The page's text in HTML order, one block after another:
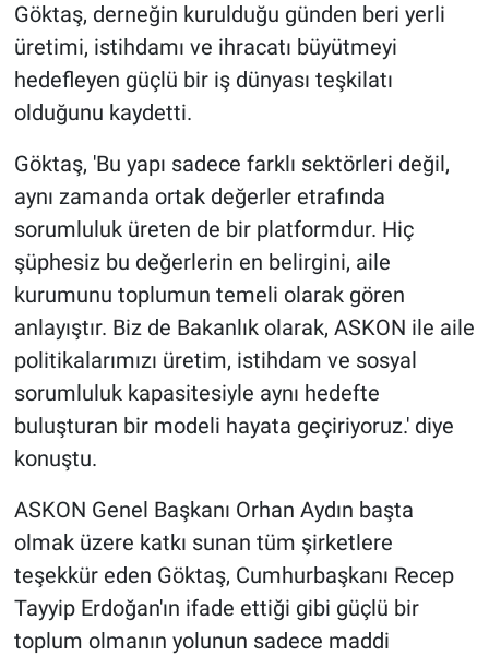
Göktaş, derneğin kurulduğu günden beri yerli
üretimi, istihdamı ve ihracatı büyütmeyi
hedefleyen güçlü bir iş dünyası teşkilatı
olduğunu kaydetti.
Göktaş, 'Bu yapı sadece farklı sektörleri değil,
aynı zamanda ortak değerler etrafında
sorumluluk üreten de bir platformdur. Hiç
şüphesiz bu değerlerin en belirgini, aile
kurumunu toplumun temeli olarak gören
anlayıştır. Biz de Bakanlık olarak, ASKON ile aile
politikalarımızı üretim, istihdam ve sosyal
sorumluluk kapasitesiyle aynı hedefte
buluşturan bir modeli hayata geçiriyoruz.' diye
konuştu.
ASKON Genel Başkanı Orhan Aydın başta
olmak üzere katkı sunan tüm şirketlere
teşekkür eden Göktaş, Cumhurbaşkanı Recep
Tayyip Erdoğan'ın ifade ettiği gibi güçlü bir
toplum olmanın yolunun sadece maddi
BİLİM VE TEKNOLOJİ
Güvenlik